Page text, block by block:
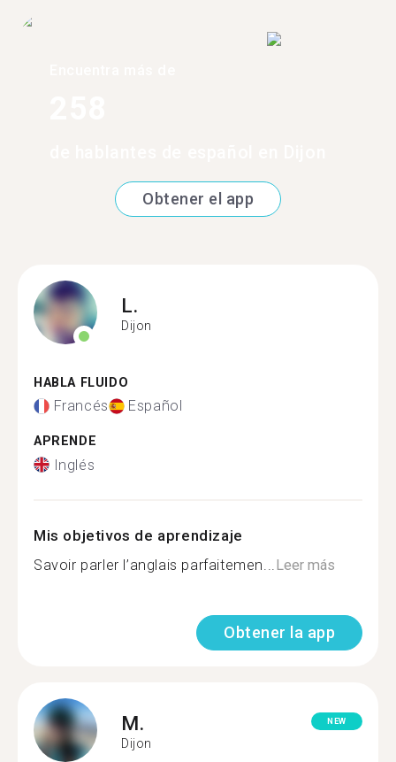
Obtener el app
L.
Dijon
HABLA FLUIDO
Francés Español
APRENDE
Inglés
Mis objetivos de aprendizaje
Savoir parler l’anglais parfaitemen... Leer más
Obtener la app
M.
Dijon
NEW